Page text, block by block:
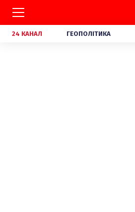
24 КАНАЛ ГЕОПОЛІТИКА